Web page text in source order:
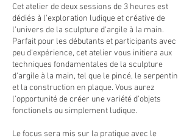
Cet atelier de deux sessions de 3 heures est
dédiés à l'exploration ludique et créative de
l'univers de la sculpture d'argile à la main.
Parfait pour les débutants et participants avec
peu d'expérience, cet atelier vous initiera aux
techniques fondamentales de la sculpture
d'argile à la main, tel que le pincé, le serpentin
et la construction en plaque. Vous aurez
l'opportunité de créer une variété d'objets
fonctionels ou simplement ludique.
Le focus sera mis sur la pratique avec le